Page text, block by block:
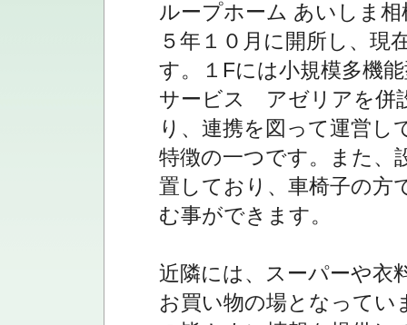
ループホーム あいしま相
５年１０月に開所し、現
す。１Fには小規模多機
サービス アゼリアを併
り、連携を図って運営し
特徴の一つです。また、
置しており、車椅子の方
む事ができます。
近隣には、スーパーや衣
お買い物の場となってい